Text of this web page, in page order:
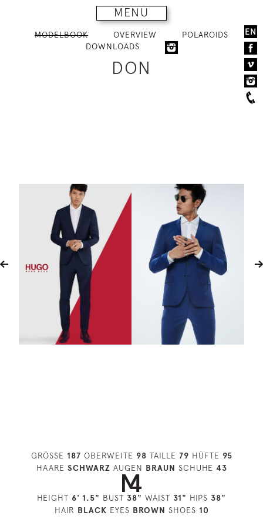
MENU
EN
MODELBOOK OVERVIEW
POLAROIDS
DOWNLOADS
DON
GRÖSSE 187 OBERWEITE 98 TAILLE 79 HÜFTE 95
HAARE SCHWARZ AUGEN BRAUN SCHUHE 43
HEIGHT 6' 1.5" BUST 38" WAIST 31" HIPS 38"
HAIR BLACK EYES BROWN SHOES 10